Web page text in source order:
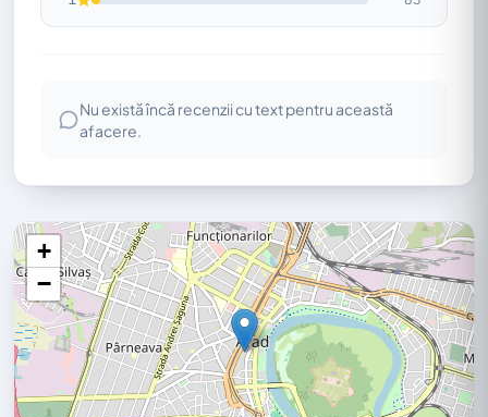
Nu există încă recenzii cu text pentru această
afacere.
+
−